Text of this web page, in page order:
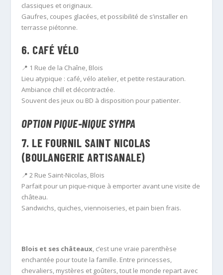
classiques et originaux.
Gaufres, coupes glacées, et possibilité de s’installer en
terrasse piétonne.
6. CAFÉ VÉLO
📍 1 Rue de la Chaîne, Blois
Lieu atypique : café, vélo atelier, et petite restauration.
Ambiance chill et décontractée.
Souvent des jeux ou BD à disposition pour patienter.
OPTION PIQUE-NIQUE SYMPA
7. LE FOURNIL SAINT NICOLAS
(BOULANGERIE ARTISANALE)
📍 2 Rue Saint-Nicolas, Blois
Parfait pour un pique-nique à emporter avant une visite de
château.
Sandwichs, quiches, viennoiseries, et pain bien frais.
Blois et ses châteaux, c’est une vraie parenthèse
enchantée pour toute la famille. Entre princesses,
chevaliers, mystères et goûters, tout le monde repart avec